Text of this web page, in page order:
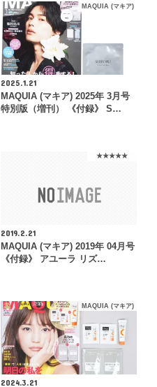
MAQUIA (マキア)
2025.1.21
MAQUIA (マキア) 2025年 3月号
特別版（増刊） 《付録》 S…
★★★★★
2019.2.21
MAQUIA (マキア) 2019年 04月号
《付録》 アユーラ リズ…
MAQUIA (マキア)
2024.3.21